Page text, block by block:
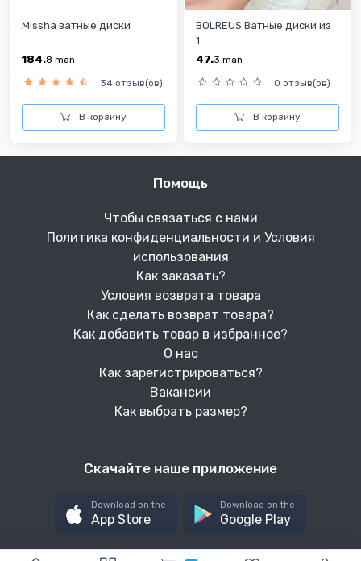
Missha ватные диски
184.8 man
34 отзыв(ов)
В корзину
BOLREUS Ватные диски из
1...
47.3 man
0 отзыв(ов)
В корзину
Помощь
Чтобы связаться с нами
Политика конфиденциальности и Условия
использования
Как заказать?
Условия возврата товара
Как сделать возврат товара?
Как добавить товар в избранное?
О нас
Как зарегистрироваться?
Вакансии
Как выбрать размер?
Скачайте наше приложение
Download on the
App Store
Download on the
Google Play